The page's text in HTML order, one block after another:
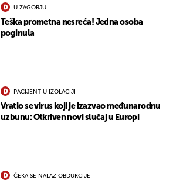
U ZAGORJU
Teška prometna nesreća! Jedna osoba
poginula
PACIJENT U IZOLACIJI
Vratio se virus koji je izazvao međunarodnu
uzbunu: Otkriven novi slučaj u Europi
ČEKA SE NALAZ OBDUKCIJE